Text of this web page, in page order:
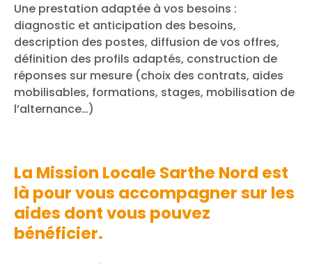
Une prestation adaptée à vos besoins :
diagnostic et anticipation des besoins,
description des postes, diffusion de vos offres,
définition des profils adaptés, construction de
réponses sur mesure (choix des contrats, aides
mobilisables, formations, stages, mobilisation de
l’alternance…)
La Mission Locale Sarthe Nord est
là pour vous accompagner sur les
aides dont vous pouvez
bénéficier.